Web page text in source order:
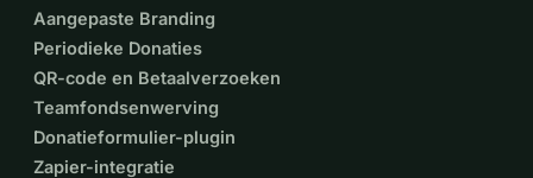
Aangepaste Branding
Periodieke Donaties
QR-code en Betaalverzoeken
Teamfondsenwerving
Donatieformulier-plugin
Zapier-integratie